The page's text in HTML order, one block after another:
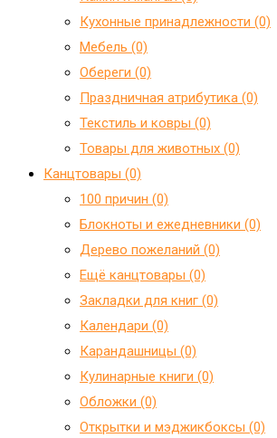
Кухонные принадлежности (0)
Мебель (0)
Обереги (0)
Праздничная атрибутика (0)
Текстиль и ковры (0)
Товары для животных (0)
Канцтовары (0)
100 причин (0)
Блокноты и ежедневники (0)
Дерево пожеланий (0)
Ещё канцтовары (0)
Закладки для книг (0)
Календари (0)
Карандашницы (0)
Кулинарные книги (0)
Обложки (0)
Открытки и мэджикбоксы (0)